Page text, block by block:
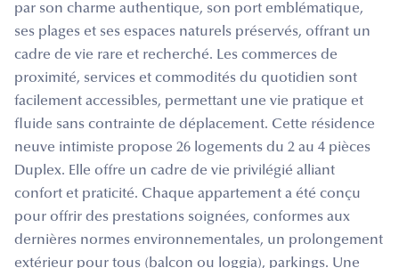
par son charme authentique, son port emblématique,
ses plages et ses espaces naturels préservés, offrant un
cadre de vie rare et recherché. Les commerces de
proximité, services et commodités du quotidien sont
facilement accessibles, permettant une vie pratique et
fluide sans contrainte de déplacement. Cette résidence
neuve intimiste propose 26 logements du 2 au 4 pièces
Duplex. Elle offre un cadre de vie privilégié alliant
confort et praticité. Chaque appartement a été conçu
pour offrir des prestations soignées, conformes aux
dernières normes environnementales, un prolongement
extérieur pour tous (balcon ou loggia), parkings. Une